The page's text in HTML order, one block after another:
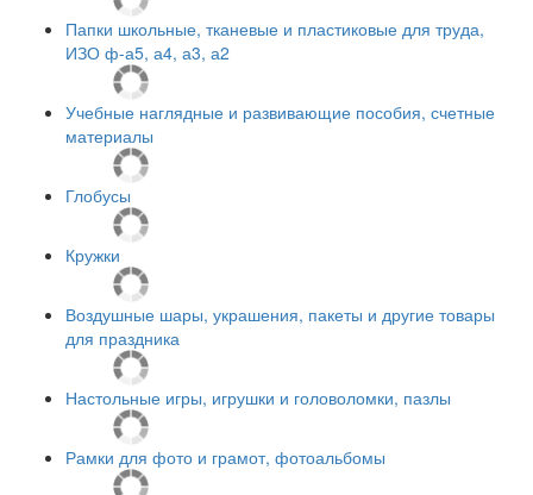
Папки школьные, тканевые и пластиковые для труда,
ИЗО ф-а5, а4, а3, а2
Учебные наглядные и развивающие пособия, счетные
материалы
Глобусы
Кружки
Воздушные шары, украшения, пакеты и другие товары
для праздника
Настольные игры, игрушки и головоломки, пазлы
Рамки для фото и грамот, фотоальбомы